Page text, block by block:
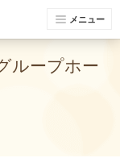
メニュー
ループホー